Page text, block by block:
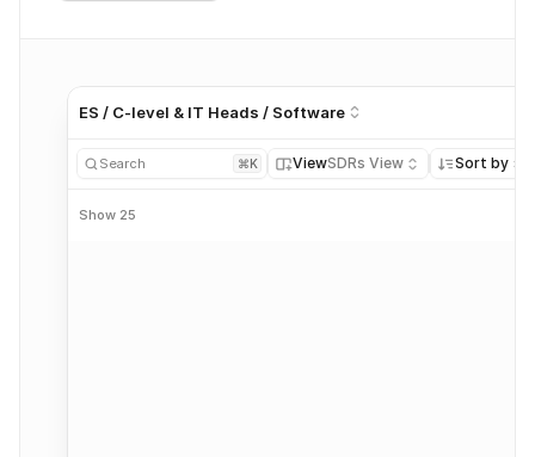
ES / C-level & IT Heads / Software
Search ⌘K ViewSDRs View Sort by
Contact
Show 25